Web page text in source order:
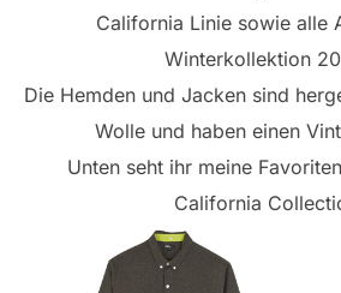
California Linie sowie alle
Winterkollektion
Die Hemden und Jacken sind
Wolle und haben einen
Unten seht ihr meine
California